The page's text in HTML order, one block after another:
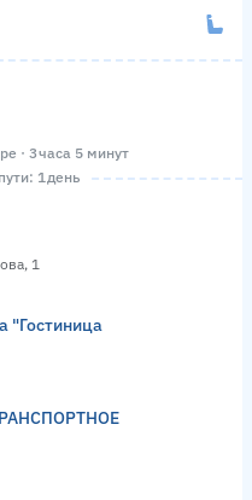
· 3 часа 5 минут
1 день
1
"Гостиница